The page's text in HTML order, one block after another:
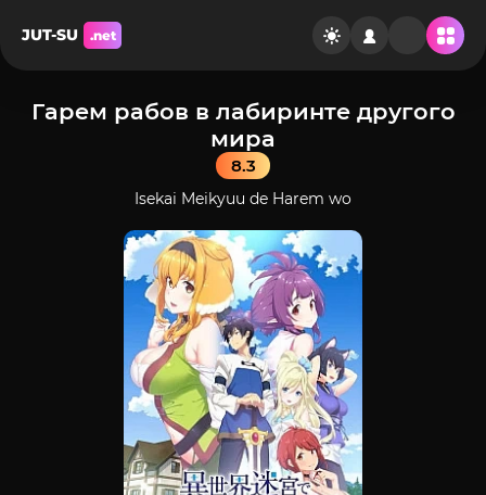
JUT-SU .net
Гарем рабов в лабиринте другого
мира
8.3
Isekai Meikyuu de Harem wo